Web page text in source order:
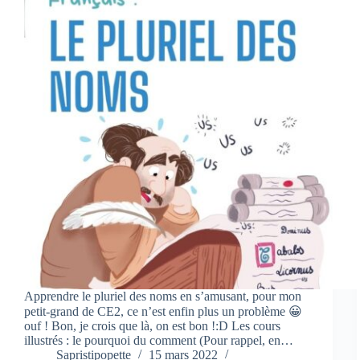
Apprendre le pluriel des noms en s’amusant, pour mon
petit-grand de CE2, ce n’est enfin plus un problème 😀
ouf ! Bon, je crois que là, on est bon !:D Les cours
illustrés : le pourquoi du comment (Pour rappel, en…
Sapristipopette
15 mars 2022